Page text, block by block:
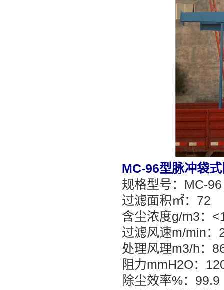
MC-96型脉冲袋
规格型号：MC-96
过滤面积㎡：72
含尘浓度g/m3：
过滤风速m/min：
处理风理m3/h：
阻力mmH2O：
除尘效率%：99.9